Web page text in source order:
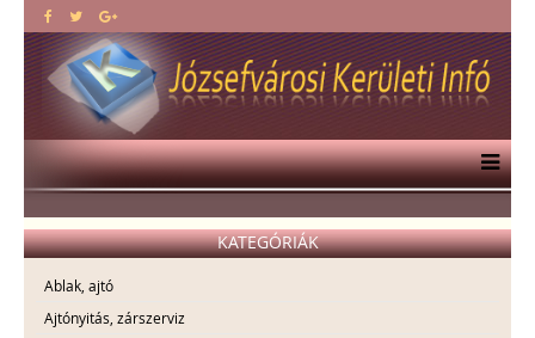
KATEGÓRIÁK
Ablak, ajtó
Ajtónyitás, zárszerviz